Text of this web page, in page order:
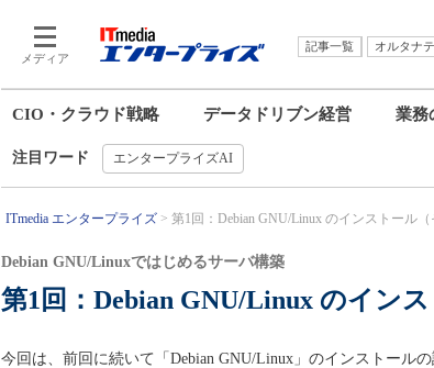
メディア
記事一覧 オルタナ
CIO・クラウド戦略 データドリブン経営 業務
注目ワード エンタープライズAI
ITmedia エンタープライズ 第1回：Debian GNU/Linux のインストール（
第1回：Debian GNU/Linux のインス
Debian GNU/Linuxではじめるサーバ構築
今回は、前回に続いて「Debian GNU/Linux」のインストール